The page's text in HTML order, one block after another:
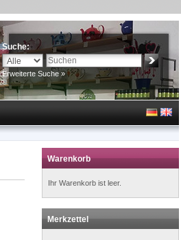
Suche:
Erweiterte Suche »
Warenkorb
Ihr Warenkorb ist leer.
Merkzettel